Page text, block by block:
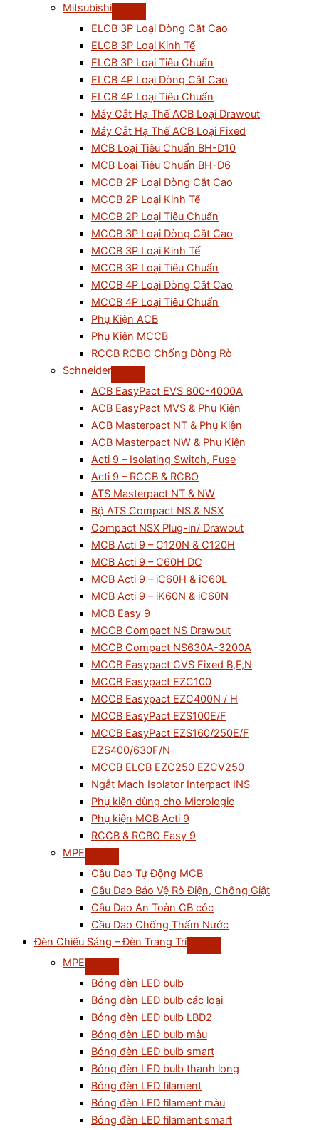
Mitsubishi
ELCB 3P Loại Dòng Cắt Cao
ELCB 3P Loại Kinh Tế
ELCB 3P Loại Tiêu Chuẩn
ELCB 4P Loại Dòng Cắt Cao
ELCB 4P Loại Tiêu Chuẩn
Máy Cắt Hạ Thế ACB Loại Drawout
Máy Cắt Hạ Thế ACB Loại Fixed
MCB Loại Tiêu Chuẩn BH-D10
MCB Loại Tiêu Chuẩn BH-D6
MCCB 2P Loại Dòng Cắt Cao
MCCB 2P Loại Kinh Tế
MCCB 2P Loại Tiêu Chuẩn
MCCB 3P Loại Dòng Cắt Cao
MCCB 3P Loại Kinh Tế
MCCB 3P Loại Tiêu Chuẩn
MCCB 4P Loại Dòng Cắt Cao
MCCB 4P Loại Tiêu Chuẩn
Phụ Kiện ACB
Phụ Kiện MCCB
RCCB RCBO Chống Dòng Rò
Schneider
ACB EasyPact EVS 800-4000A
ACB EasyPact MVS & Phụ Kiện
ACB Masterpact NT & Phụ Kiện
ACB Masterpact NW & Phụ Kiện
Acti 9 – Isolating Switch, Fuse
Acti 9 – RCCB & RCBO
ATS Masterpact NT & NW
Bộ ATS Compact NS & NSX
Compact NSX Plug-in/ Drawout
MCB Acti 9 – C120N & C120H
MCB Acti 9 – C60H DC
MCB Acti 9 – iC60H & iC60L
MCB Acti 9 – iK60N & iC60N
MCB Easy 9
MCCB Compact NS Drawout
MCCB Compact NS630A-3200A
MCCB Easypact CVS Fixed B,F,N
MCCB Easypact EZC100
MCCB Easypact EZC400N / H
MCCB EasyPact EZS100E/F
MCCB EasyPact EZS160/250E/F
EZS400/630F/N
MCCB ELCB EZC250 EZCV250
Ngắt Mạch Isolator Interpact INS
Phụ kiện dùng cho Micrologic
Phụ kiện MCB Acti 9
RCCB & RCBO Easy 9
MPE
Cầu Dao Tự Động MCB
Cầu Dao Bảo Vệ Rò Điện, Chống Giật
Cầu Dao An Toàn CB cóc
Cầu Dao Chống Thấm Nước
Đèn Chiếu Sáng – Đèn Trang Trí
MPE
Bóng đèn LED bulb
Bóng đèn LED bulb các loại
Bóng đèn LED bulb LBD2
Bóng đèn LED bulb màu
Bóng đèn LED bulb smart
Bóng đèn LED bulb thanh long
Bóng đèn LED filament
Bóng đèn LED filament màu
Bóng đèn LED filament smart